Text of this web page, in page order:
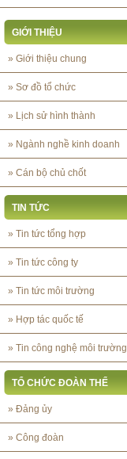
GIỚI THIỆU
» Giới thiệu chung
» Sơ đồ tổ chức
» Lịch sử hình thành
» Ngành nghề kinh doanh
» Cán bộ chủ chốt
TIN TỨC
» Tin tức tổng hợp
» Tin tức công ty
» Tin tức môi trường
» Hợp tác quốc tế
» Tin công nghệ môi trường
TỔ CHỨC ĐOÀN THỂ
» Đảng ủy
» Công đoàn